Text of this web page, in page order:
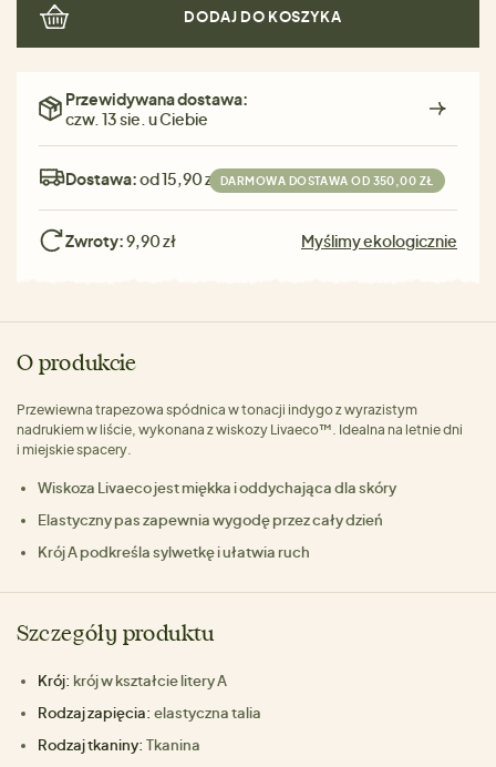
DODAJ DO KOSZYKA
Przewidywana dostawa:
czw. 13 sie. u Ciebie
Dostawa:od 15,90 zł DARMOWA DOSTAWA OD 350,00 ZŁ
Zwroty:9,90 zł Myślimy ekologicznie
O produkcie
Przewiewna trapezowa spódnica w tonacji indygo z wyrazistym
nadrukiem w liście, wykonana z wiskozy Livaeco™. Idealna na letnie dni
i miejskie spacery.
Wiskoza Livaeco jest miękka i oddychająca dla skóry
Elastyczny pas zapewnia wygodę przez cały dzień
Krój A podkreśla sylwetkę i ułatwia ruch
Szczegóły produktu
Krój: krój w kształcie litery A
Rodzaj zapięcia: elastyczna talia
Rodzaj tkaniny: Tkanina